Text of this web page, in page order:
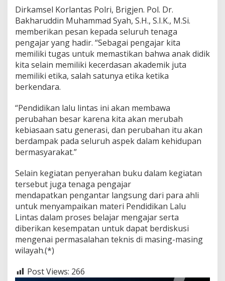
j
a
r
d
i
J
a
w
a
m
u
r
Dirkamsel Korlantas Polri, Brigjen. Pol. Dr.
Bakharuddin Muhammad Syah, S.H., S.I.K., M.Si.
memberikan pesan kepada seluruh tenaga
pengajar yang hadir. “Sebagai pengajar kita
memiliki tugas untuk memastikan bahwa anak didik
kita selain memiliki kecerdasan akademik juta
memiliki etika, salah satunya etika ketika
berkendara.
“Pendidikan lalu lintas ini akan membawa
perubahan besar karena kita akan merubah
kebiasaan satu generasi, dan perubahan itu akan
berdampak pada seluruh aspek dalam kehidupan
bermasyarakat.”
Selain kegiatan penyerahan buku dalam kegiatan
tersebut juga tenaga pengajar
mendapatkan pengantar langsung dari para ahli
untuk menyampaikan materi Pendidikan Lalu
Lintas dalam proses belajar mengajar serta
diberikan kesempatan untuk dapat berdiskusi
mengenai permasalahan teknis di masing-masing
wilayah.(*)
Post Views: 266